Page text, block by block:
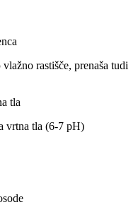
rastišče, prenaša tudi
tla
vrtna tla (6-7 pH)